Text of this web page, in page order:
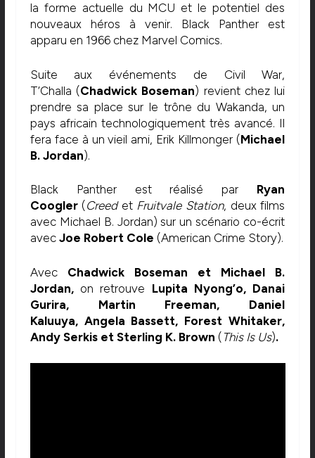
la forme actuelle du MCU et le potentiel des
nouveaux héros à venir. Black Panther est
apparu en 1966 chez Marvel Comics.
Suite aux événements de Civil War,
T’Challa (Chadwick Boseman) revient chez lui
prendre sa place sur le trône du Wakanda, un
pays africain technologiquement très avancé. Il
fera face à un vieil ami, Erik Killmonger (Michael
B. Jordan).
Black Panther est réalisé par Ryan
Coogler ( CreedetFruitvale Station, deux films
avec Michael B. Jordan) sur un scénario co-écrit
avec Joe Robert Cole (American Crime Story).
AvecChadwick Boseman et Michael B.
Jordan, on retrouve Lupita Nyong’o, Danai
Gurira, Martin Freeman, Daniel
Kaluuya, Angela Bassett, Forest Whitaker,
Andy Serkis et Sterling K. Brown ( This Is Us).